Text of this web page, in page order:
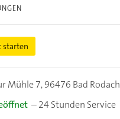
starten
Mühle 7,96476 Bad Rodach
–24 Stunden Service